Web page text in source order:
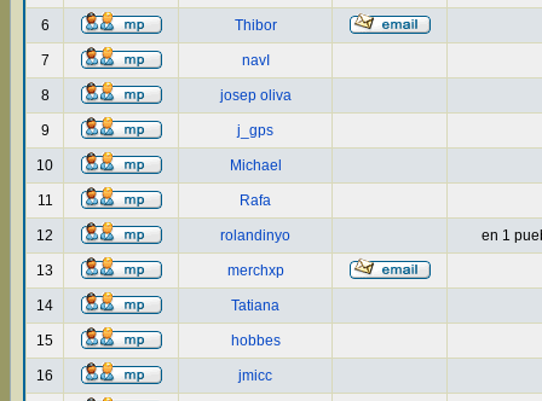
6 Thibor
7 navI
8 josep oliva
9 j_gps
10 Michael
11 Rafa
12 rolandinyo en 1
13 merchxp
14 Tatiana
15 hobbes
16 jmicc